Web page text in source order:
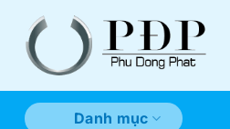
Danh mục